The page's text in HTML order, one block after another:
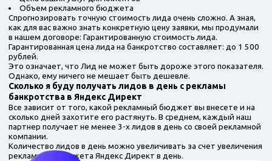
Объем рекламного бюджета
Спрогнозировать точную стоимость лида очень сложно. А зная,
как для вас важно знать конкретную цену заявки, мы продумали
в нашем договоре: Гарантированную стоимость лида.
Гарантированная цена лида на банкротство составляет: до 1 500
рублей.
Это означает, что Лид не может быть дороже этого показателя.
Однако, ему ничего не мешает быть дешевле.
Сколько я буду получать лидов в день с рекламы
банкротства в Яндекс Директ
Все зависит от того, какой рекламный бюджет вы внесете и на
сколько дней захотите его растянуть. В среднем, каждый наш
партнер получает не менее 3-х лидов в день со своей рекламной
компании.
Количество лидов в день можно увеличивать за счет увеличения
рекламного бюджета Яндекс Директ в день.